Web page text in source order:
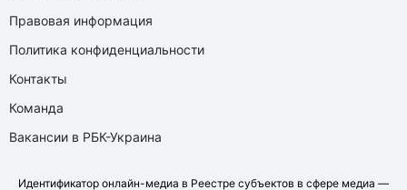
Правовая информация
Политика конфиденциальности
Контакты
Команда
Вакансии в РБК-Украина
Идентификатор онлайн-медиа в Реестре субъектов в сфере медиа —